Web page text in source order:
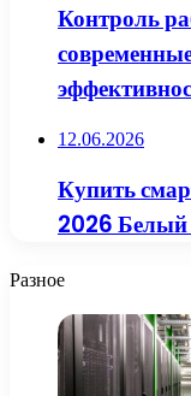
Контроль
12.06.2026
Купить
2026 Белый
Разное